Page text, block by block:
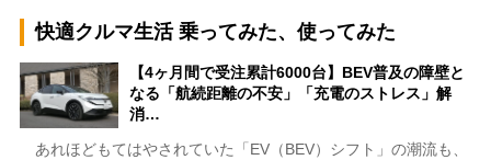
快適クルマ生活 乗ってみた、使ってみた
【4ヶ月間で受注累計6000台】BEV普及の障壁と
なる「航続距離の不安」「充電のストレス」解
消…
あれほどもてはやされていた「EV（BEV）シフト」の潮流も、